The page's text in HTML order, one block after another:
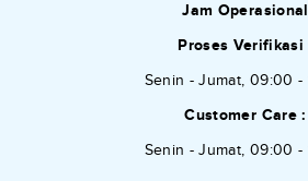
Jam Operasional
Proses Verifikasi
Senin - Jumat, 09:00 -
Customer Care :
Senin - Jumat, 09:00 -